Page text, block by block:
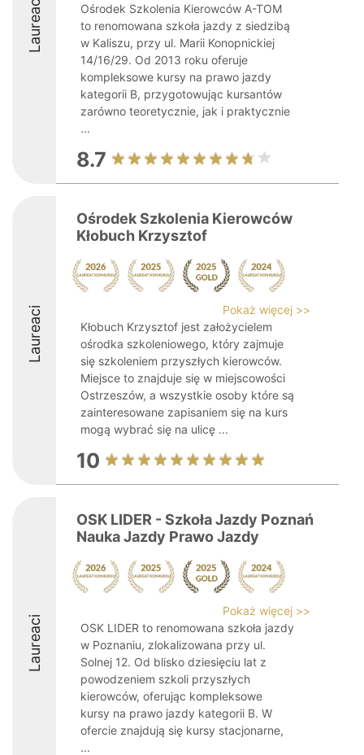
Laureaci
Ośrodek Szkolenia Kierowców A-TOM
to renomowana szkoła jazdy z siedzibą
w Kaliszu, przy ul. Marii Konopnickiej
14/16/29. Od 2013 roku oferuje
kompleksowe kursy na prawo jazdy
kategorii B, przygotowując kursantów
zarówno teoretycznie, jak i praktycznie
...
8.7
Laureaci
Ośrodek Szkolenia Kierowców
Kłobuch Krzysztof
Pokaż więcej >>
Kłobuch Krzysztof jest założycielem
ośrodka szkoleniowego, który zajmuje
się szkoleniem przyszłych kierowców.
Miejsce to znajduje się w miejscowości
Ostrzeszów, a wszystkie osoby które są
zainteresowane zapisaniem się na kurs
mogą wybrać się na ulicę ...
10
Laureaci
OSK LIDER - Szkoła Jazdy Poznań
Nauka Jazdy Prawo Jazdy
Pokaż więcej >>
OSK LIDER to renomowana szkoła jazdy
w Poznaniu, zlokalizowana przy ul.
Solnej 12. Od blisko dziesięciu lat z
powodzeniem szkoli przyszłych
kierowców, oferując kompleksowe
kursy na prawo jazdy kategorii B. W
ofercie znajdują się kursy stacjonarne,
...